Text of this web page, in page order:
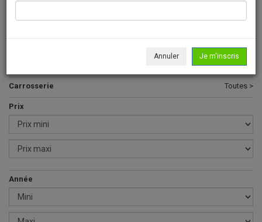
> Rechercher un véhicule
Tous >
Carrosserie Toutes >
Prix
Année
Annuler Je m'inscris